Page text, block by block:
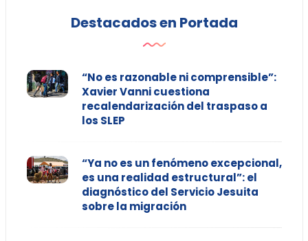
Destacados en Portada
“No es razonable ni comprensible”:
Xavier Vanni cuestiona
recalendarización del traspaso a
los SLEP
“Ya no es un fenómeno excepcional,
es una realidad estructural”: el
diagnóstico del Servicio Jesuita
sobre la migración